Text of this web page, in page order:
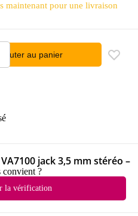
maintenant pour une livraison
Ajouter au panier
jack 3,5 mm stéréo –
convient ?
la vérification